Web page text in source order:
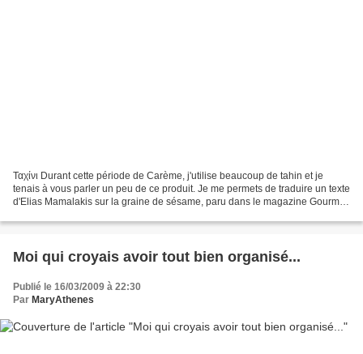
Ταχίνι Durant cette période de Carème, j'utilise beaucoup de tahin et je
tenais à vous parler un peu de ce produit. Je me permets de traduire un texte
d'Elias Mamalakis sur la graine de sésame, paru dans le magazine Gourmet
Moi qui croyais avoir tout bien organisé...
Publié le 16/03/2009 à 22:30
Par MaryAthenes